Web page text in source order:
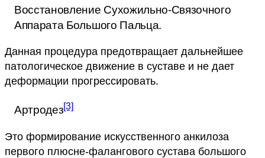
Восстановление Сухожильно-Связочного
Аппарата Большого Пальца.
Данная процедура предотвращает дальнейшее
патологическое движение в суставе и не дает
деформации прогрессировать.
Артродез[3]
Это формирование искусственного анкилоза
первого плюсне-фалангового сустава большого